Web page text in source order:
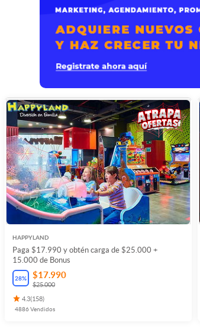
HAPPYLAND
Paga $17.990 y obtén carga de $25.000 +
15.000 de Bonus
28% $17.990
$25.000
4.3(158)
4886Vendidos